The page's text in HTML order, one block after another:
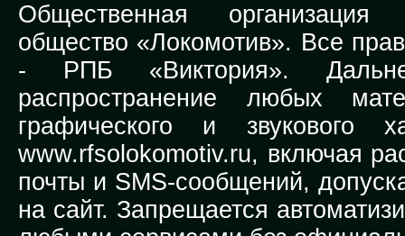
Общественная организация
общество «Локомотив». Все
- РПБ «Виктория».
распространение любых
графического и звукового
www.rfsolokomotiv.ru, включая
почты и SMS-сообщений,
на сайт. Запрещается